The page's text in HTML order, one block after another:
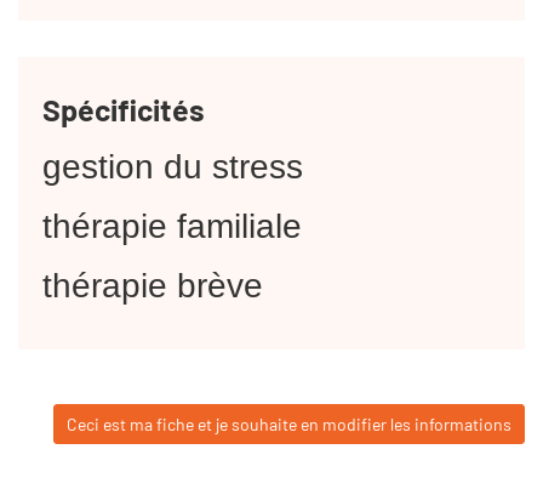
Spécificités
gestion du stress
thérapie familiale
thérapie brève
Ceci est ma fiche et je souhaite en modifier les informations